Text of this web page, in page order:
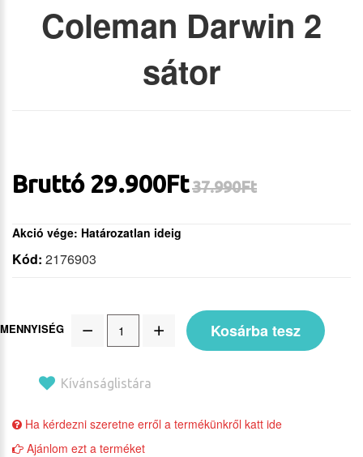
Coleman Darwin 2
sátor
Bruttó 29.900Ft37.990Ft
Akció vége: Határozatlan ideig
Kód: 2176903
MENNYISÉG Kosárba tesz
Kívánságlistára
Ha kérdezni szeretne erről a termékünkről katt ide
Ajánlom ezt a terméket